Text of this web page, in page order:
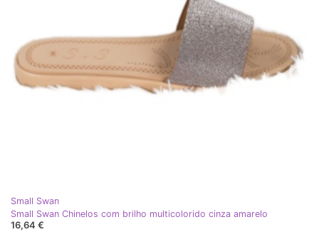
Small Swan
Small Swan Chinelos com brilho multicolorido cinza amarelo
16,64 €